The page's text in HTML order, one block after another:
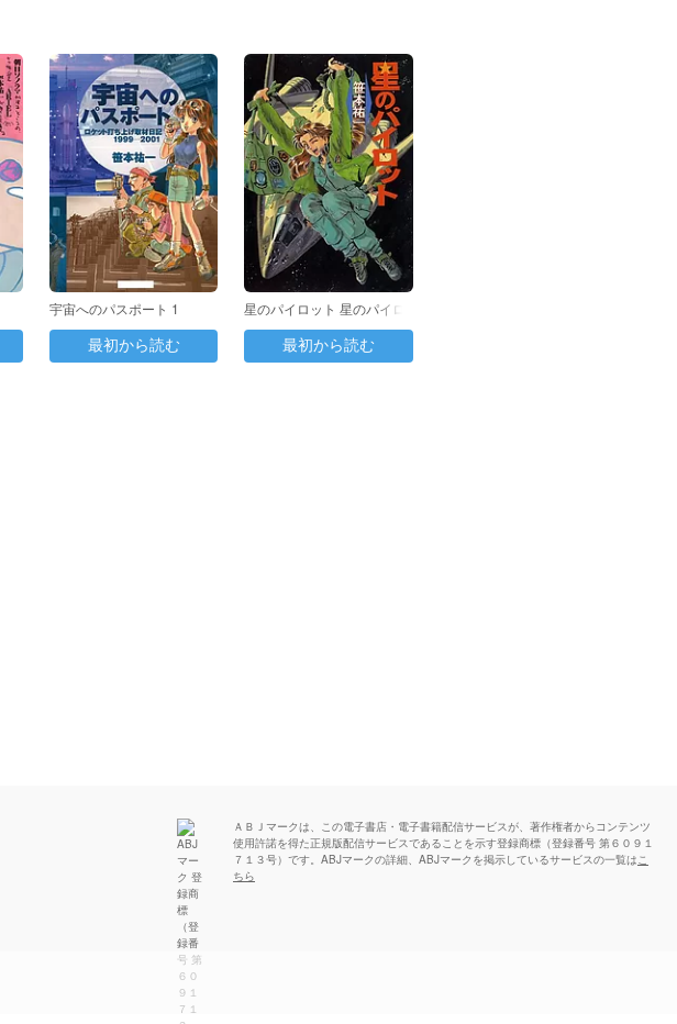
宇宙へのパスポート 1
最初から読む
星のパイロット 星のパイロ
最初から読む
ＡＢＪマークは、この電子書店・電子書籍配信サービスが、著作権者からコンテンツ
使用許諾を得た正規版配信サービスであることを示す登録商標（登録番号 第６０９１
７１３号）です。ABJマークの詳細、ABJマークを掲示しているサービスの一覧はこ
ちら